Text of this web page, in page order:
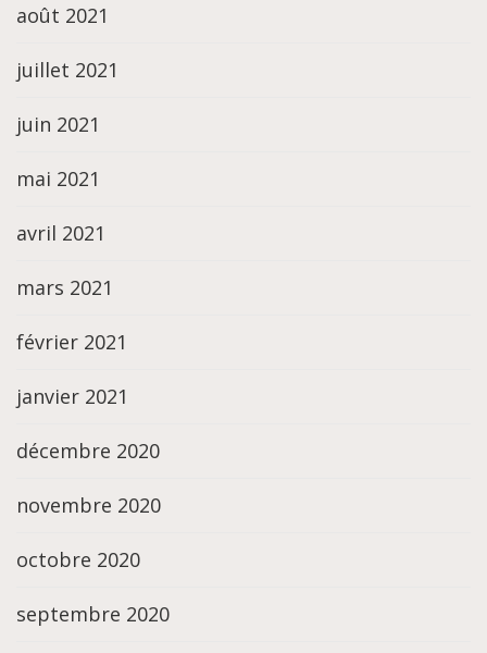
août 2021
juillet 2021
juin 2021
mai 2021
avril 2021
mars 2021
février 2021
janvier 2021
décembre 2020
novembre 2020
octobre 2020
septembre 2020